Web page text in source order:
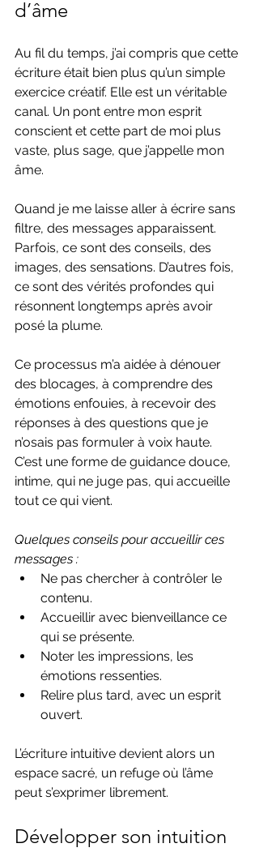
d’âme
Au fil du temps, j’ai compris que cette
écriture était bien plus qu’un simple
exercice créatif. Elle est un véritable
canal. Un pont entre mon esprit
conscient et cette part de moi plus
vaste, plus sage, que j’appelle mon
âme.
Quand je me laisse aller à écrire sans
filtre, des messages apparaissent.
Parfois, ce sont des conseils, des
images, des sensations. D’autres fois,
ce sont des vérités profondes qui
résonnent longtemps après avoir
posé la plume.
Ce processus m’a aidée à dénouer
des blocages, à comprendre des
émotions enfouies, à recevoir des
réponses à des questions que je
n’osais pas formuler à voix haute.
C’est une forme de guidance douce,
intime, qui ne juge pas, qui accueille
tout ce qui vient.
Quelques conseils pour accueillir ces
messages :
Ne pas chercher à contrôler le
contenu.
Accueillir avec bienveillance ce
qui se présente.
Noter les impressions, les
émotions ressenties.
Relire plus tard, avec un esprit
ouvert.
L’écriture intuitive devient alors un
espace sacré, un refuge où l’âme
peut s’exprimer librement.
Développer son intuition